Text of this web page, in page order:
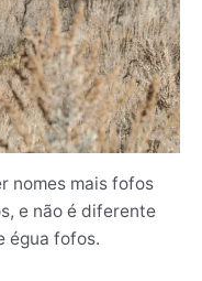
nomes mais fofos
e não é diferente
égua fofos.